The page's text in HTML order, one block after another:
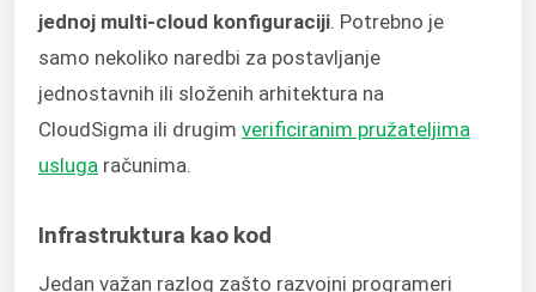
jednoj multi-cloud konfiguraciji. Potrebno je
samo nekoliko naredbi za postavljanje
jednostavnih ili složenih arhitektura na
CloudSigma ili drugim verificiranim pružateljima
usluga računima.
Infrastruktura kao kod
Jedan važan razlog zašto razvojni programeri